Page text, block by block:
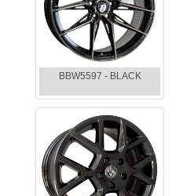
BBW5597 - BLACK